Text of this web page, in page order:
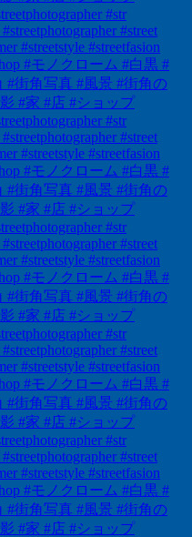
#str
#str
#str
#str
#str